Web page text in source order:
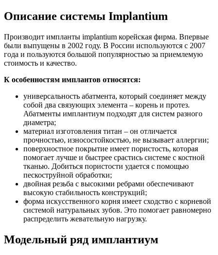
Описание системы Implantium
Производит импланты implantium корейская фирма. Впервые
были выпущены в 2002 году. В России используются с 2007
года и пользуются большой популярностью за приемлемую
стоимость и качество.
К особенностям имплантов относятся:
универсальность абатмента, который соединяет между
собой два связующих элемента – корень и протез.
Абатменты имплантиум подходят для систем разного
диаметра;
материал изготовления титан – он отличается
прочностью, износостойкостью, не вызывает аллергии;
поверхностное покрытие имеет пористость, которая
помогает лучше и быстрее срастись системе с костной
тканью. Добиться пористости удается с помощью
пескоструйной обработки;
двойная резьба с высокими ребрами обеспечивают
высокую стабильность конструкций;
форма искусственного корня имеет сходство с корневой
системой натуральных зубов. Это помогает равномерно
распределить жевательную нагрузку.
Модельный ряд имплантиум